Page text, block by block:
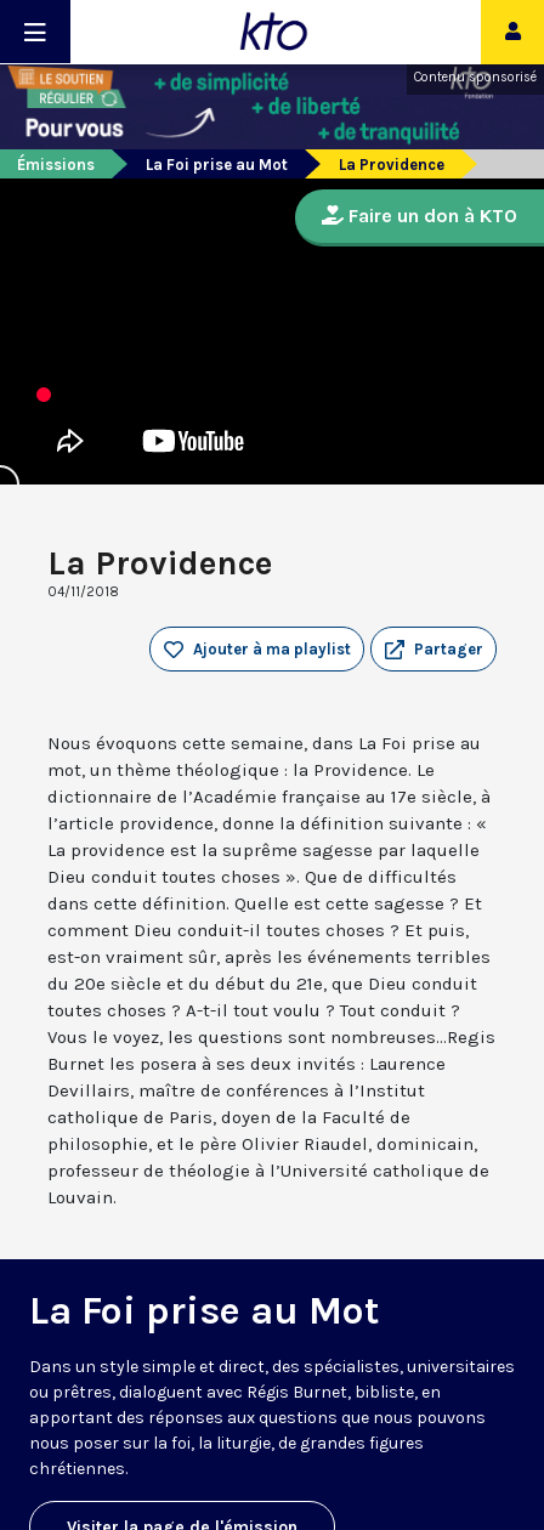
Contenu sponsorisé
Émissions La Foi prise au Mot La Providence
La Providence
04/11/2018
Partager
Ajouter à ma playlist
Nous évoquons cette semaine, dans La Foi prise au
mot, un thème théologique : la Providence. Le
dictionnaire de l’Académie française au 17e siècle, à
l’article providence, donne la définition suivante : «
La providence est la suprême sagesse par laquelle
Dieu conduit toutes choses ». Que de difficultés
dans cette définition. Quelle est cette sagesse ? Et
comment Dieu conduit-il toutes choses ? Et puis,
est-on vraiment sûr, après les événements terribles
du 20e siècle et du début du 21e, que Dieu conduit
toutes choses ? A-t-il tout voulu ? Tout conduit ?
Vous le voyez, les questions sont nombreuses...Regis
Burnet les posera à ses deux invités : Laurence
Devillairs, maître de conférences à l’Institut
catholique de Paris, doyen de la Faculté de
philosophie, et le père Olivier Riaudel, dominicain,
professeur de théologie à l’Université catholique de
Louvain.
La Foi prise au Mot
Dans un style simple et direct, des spécialistes, universitaires
ou prêtres, dialoguent avec Régis Burnet, bibliste, en
apportant des réponses aux questions que nous pouvons
nous poser sur la foi, la liturgie, de grandes figures
chrétiennes.
Faire un don à KTO